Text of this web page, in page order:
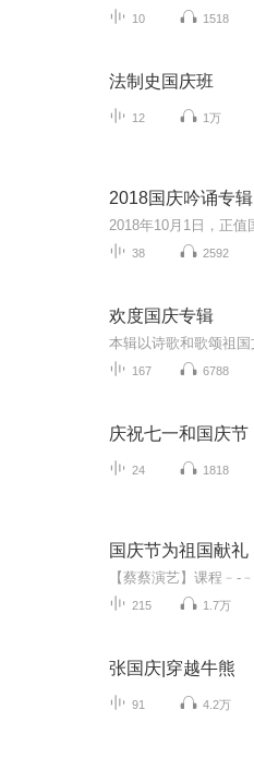
10 1518
法制史国庆班
12 1万
2018国庆吟诵专辑
38 2592
欢度国庆专辑
167 6788
庆祝七一和国庆节
24 1818
国庆节为祖国献礼
215 1.7万
张国庆|穿越牛熊
91 4.2万